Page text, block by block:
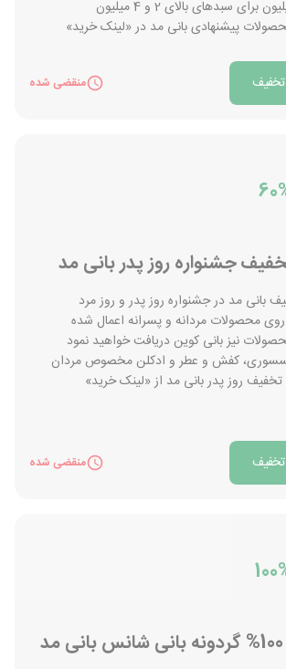
پیشنهادی بانی مد در «لینک خرید»
منقضی شده
بانی مد در جشنواره روز پدر و روز مرد
نیز بانی کوین دریافت خواهید نمود
کفش و عطر و ادکلن مخصوص مردان
روز پدر بانی مد از «لینک خرید»
منقضی شده